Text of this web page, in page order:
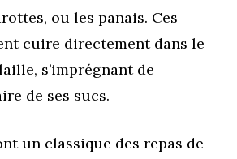
ou les panais. Ces
cuire directement dans le
s’imprégnant de
de ses sucs.
un classique des repas de